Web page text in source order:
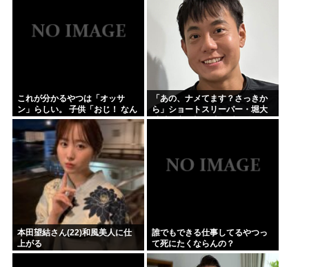
これが分かるやつは「オッサ
ン」らしい。 子供「おじ！ なん
だこれは！」
「あの、ナメてます？さっきか
ら」ショートスリーパー・堀大
輔氏が高須幹弥氏にブチギレ
本田望結さん(22)和風美人に仕
上がる
誰でもできる仕事してるやつっ
て死にたくならんの？